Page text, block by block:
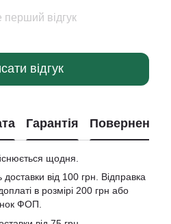
перший відгук
відгук
Гарантія Повернення
щодня.
від 100 грн. Відправка
в розмірі 200 грн або
ФОП.